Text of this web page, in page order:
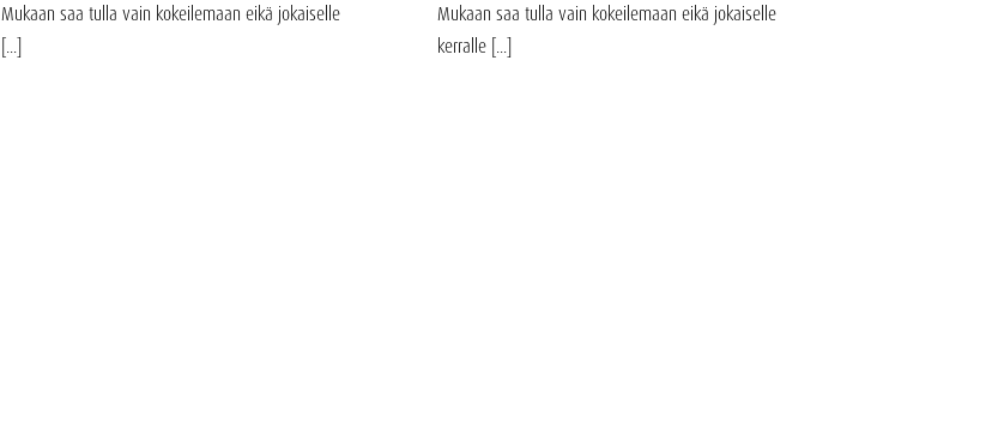
Mukaan saa tulla vain kokeilemaan eikä jokaiselle
[...]
Mukaan saa tulla vain kokeilemaan eikä jokaiselle
kerralle [...]